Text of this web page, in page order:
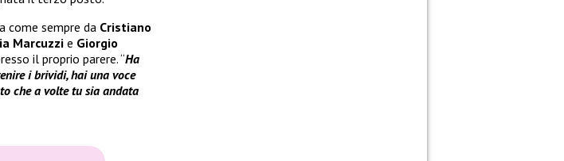
come sempre da Cristiano
Marcuzzie Giorgio
il proprio parere. “Ha
i brividi, hai una voce
che a volte tu sia andata